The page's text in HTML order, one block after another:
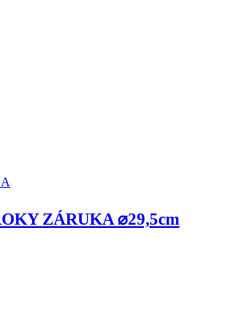
ZÁRUKA ⌀29,5cm